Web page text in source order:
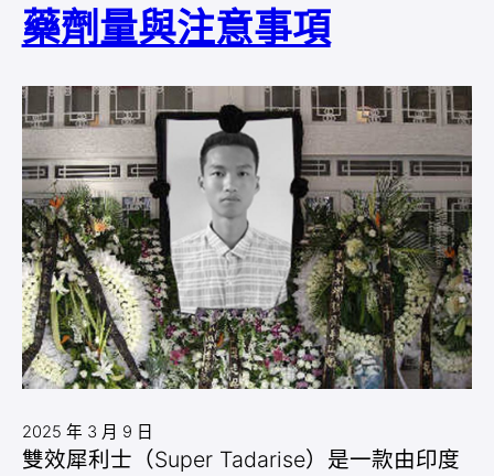
藥劑量與注意事項
2025 年 3 月 9 日
雙效犀利士（Super Tadarise）是一款由印度